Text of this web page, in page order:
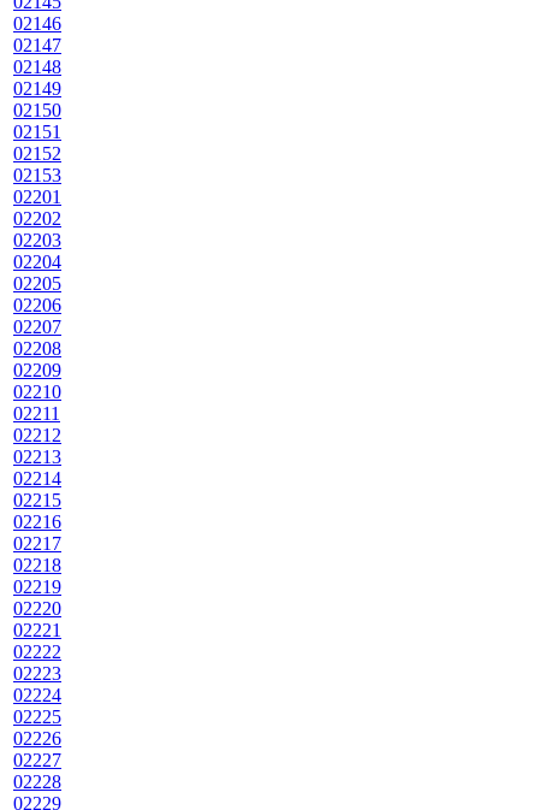
02146
02147
02148
02149
02150
02151
02152
02153
02201
02202
02203
02204
02205
02206
02207
02208
02209
02210
02211
02212
02213
02214
02215
02216
02217
02218
02219
02220
02221
02222
02223
02224
02225
02226
02227
02228
02229